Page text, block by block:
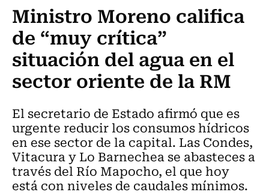
Ministro Moreno califica
de “muy crítica”
situación del agua en el
sector oriente de la RM
El secretario de Estado afirmó que es
urgente reducir los consumos hídricos
en ese sector de la capital. Las Condes,
Vitacura y Lo Barnechea se abasteces a
través del Río Mapocho, el que hoy
está con niveles de caudales mínimos.